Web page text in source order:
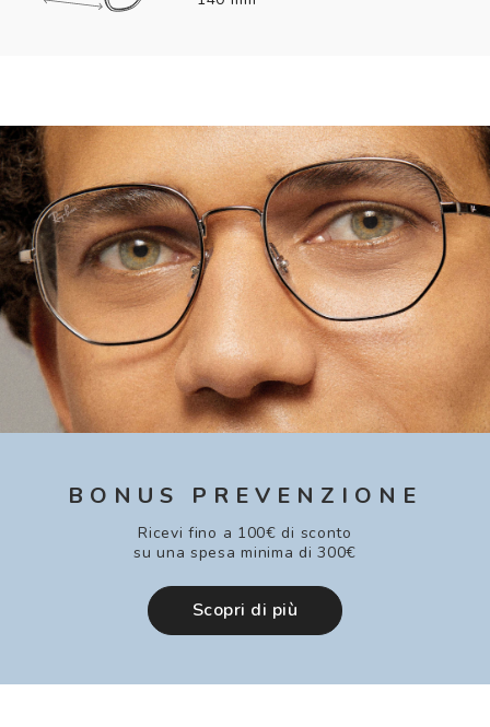
BONUS PREVENZIONE
Ricevi fino a 100€ di sconto
su una spesa minima di 300€
Scopri di più